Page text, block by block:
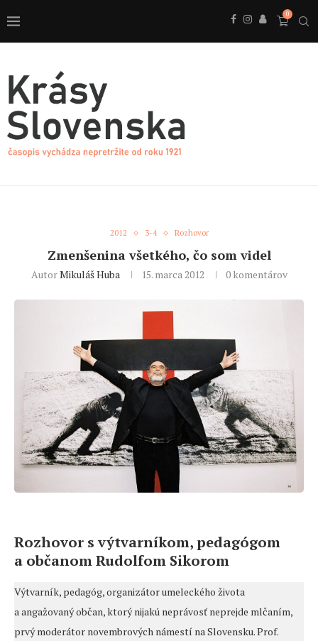
0
2012 3-4 Rozhovor
Zmenšenina všetkého, čo som videl
AutorMikuláš Huba 15. marca 2012 0 komentárov
Rozhovor s výtvarníkom, pedagógom
a občanom Rudolfom Sikorom
Výtvarník, pedagóg, organizátor umeleckého života
a angažovaný občan, ktorý nijakú neprávosť neprejde mlčaním,
prvý moderátor novembrových námestí na Slovensku. Prof.